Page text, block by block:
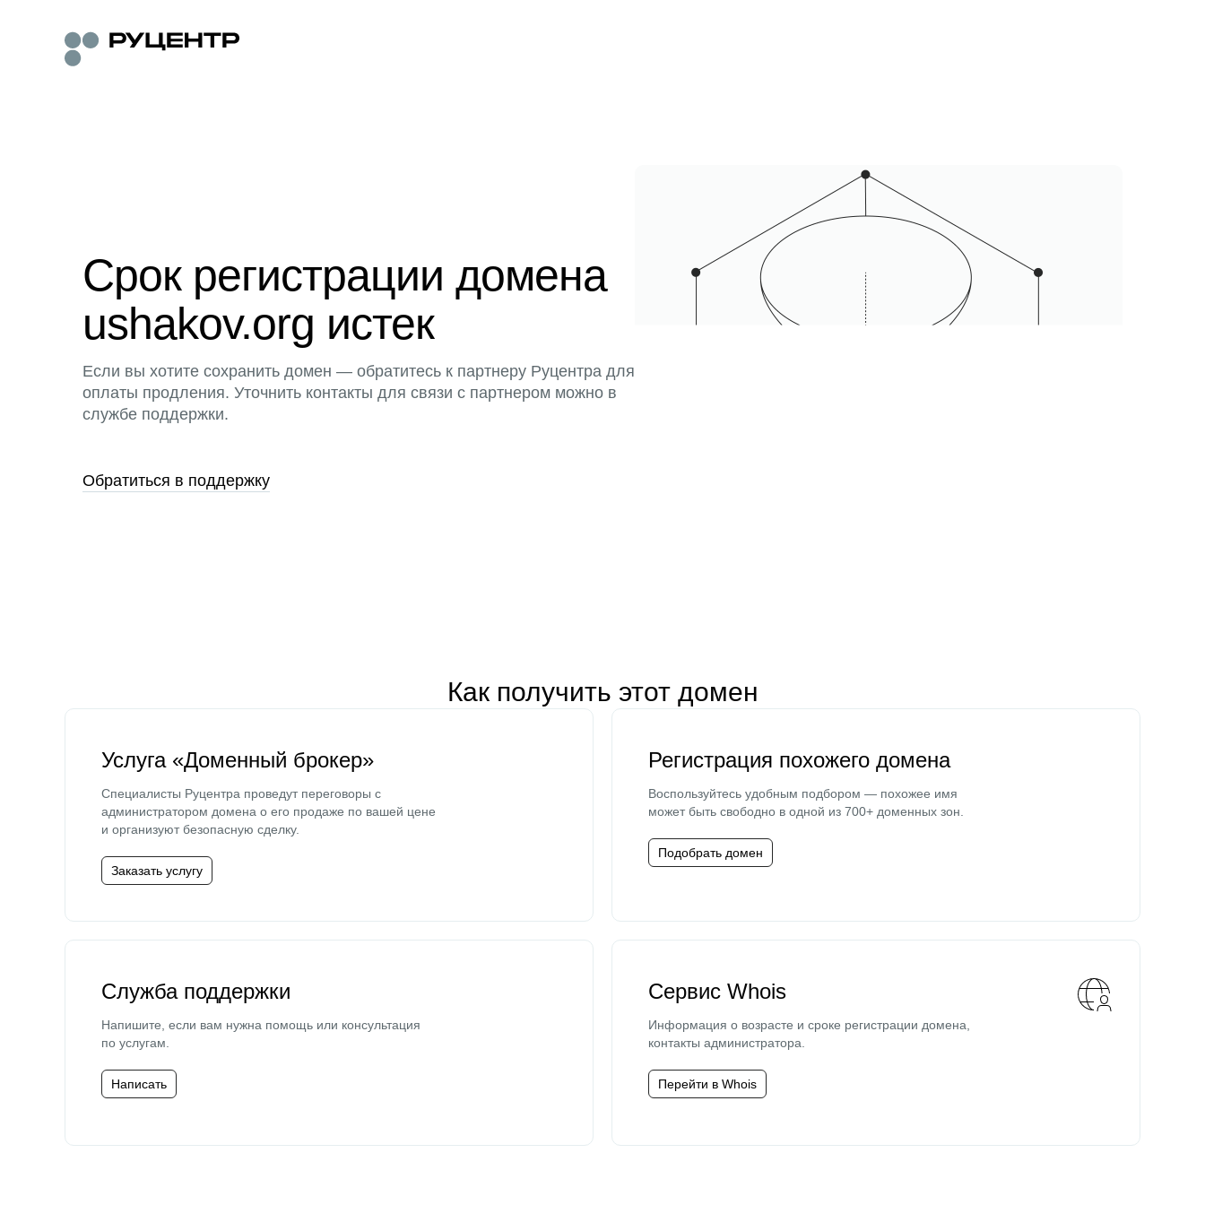
Срок регистрации домена
ushakov.org истек
Если вы хотите сохранить домен — обратитесь к партнеру Руцентра для
оплаты продления. Уточнить контакты для связи с партнером можно в
службе поддержки.
Обратиться в поддержку
Как получить этот домен
Услуга «Доменный брокер»
Специалисты Руцентра проведут переговоры с
администратором домена о его продаже по вашей цене
и организуют безопасную сделку.
Заказать услугу
Регистрация похожего домена
Воспользуйтесь удобным подбором — похожее имя
может быть свободно в одной из 700+ доменных зон.
Подобрать домен
Служба поддержки
Напишите, если вам нужна помощь или консультация
по услугам.
Написать
Сервис Whois
Информация о возрасте и сроке регистрации домена,
контакты администратора.
Перейти в Whois